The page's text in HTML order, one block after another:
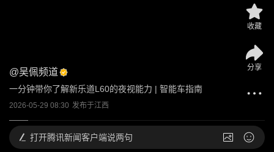
@吴佩频道
一分钟带你了解新乐道L60的夜视能力 | 智能车指南
2026-05-29 08:30 发布于江西
收藏
分享
打开腾讯新闻客户端说两句